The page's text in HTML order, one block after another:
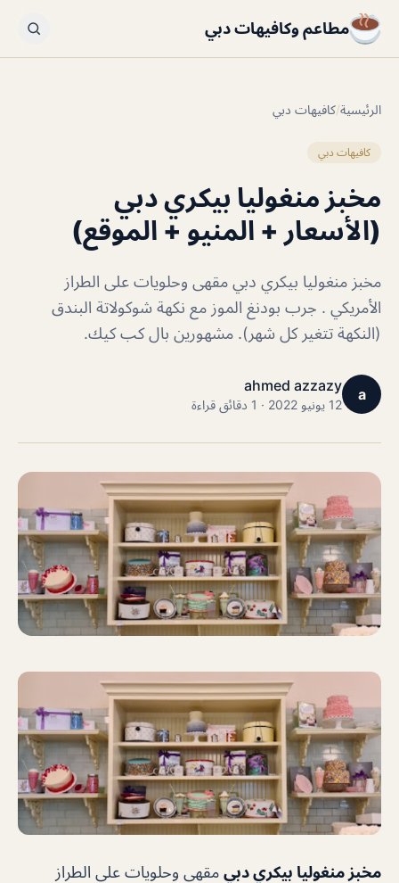
مطاعم وكافيهات دبي
الرئيسية/كافيهات دبي
كافيهات دبي
مخبز منغوليا بيكري دبي
(الأسعار + المنيو + الموقع)
مخبز منغوليا بيكري دبي مقهى وحلويات على الطراز
الأمريكي . جرب بودنغ الموز مع نكهة شوكولاتة البندق
(النكهة تتغير كل شهر). مشهورين بال كب كيك.
a
ahmed azzazy
12 يونيو 2022 · 1 دقائق قراءة
مخبز منغوليا بيكري دبي مقهى وحلويات على الطراز